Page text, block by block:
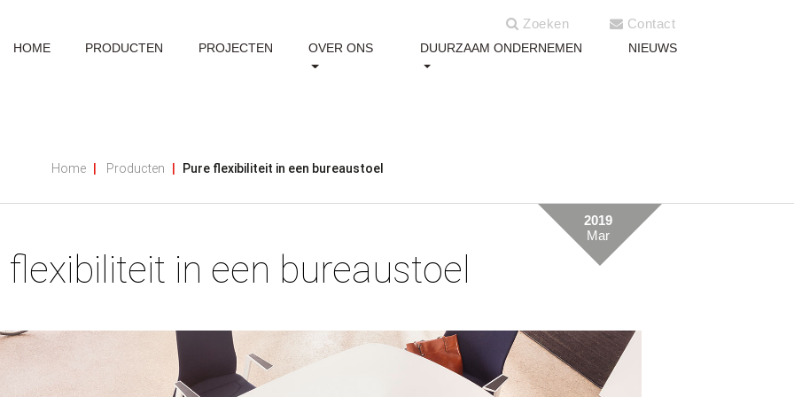
Zoeken Contact
HOME PRODUCTEN PROJECTEN OVER ONS DUURZAAM ONDERNEMEN NIEUWS
Home Producten Pure flexibiliteit in een bureaustoel
2019
Mar
flexibiliteit in een bureaustoel